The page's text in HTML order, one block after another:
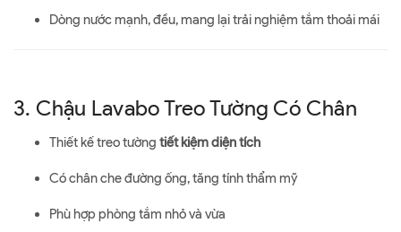
Dòng nước mạnh, đều, mang lại trải nghiệm tắm thoải mái
3. Chậu Lavabo Treo Tường Có Chân
Thiết kế treo tường tiết kiệm diện tích
Có chân che đường ống, tăng tính thẩm mỹ
Phù hợp phòng tắm nhỏ và vừa